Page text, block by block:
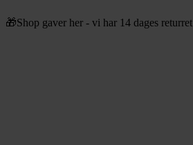
til
🎁Shop gaver her - vi har 14 dages returret